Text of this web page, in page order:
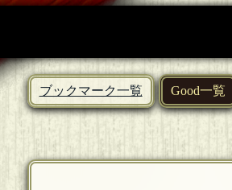
ブックマーク一覧 Good一覧